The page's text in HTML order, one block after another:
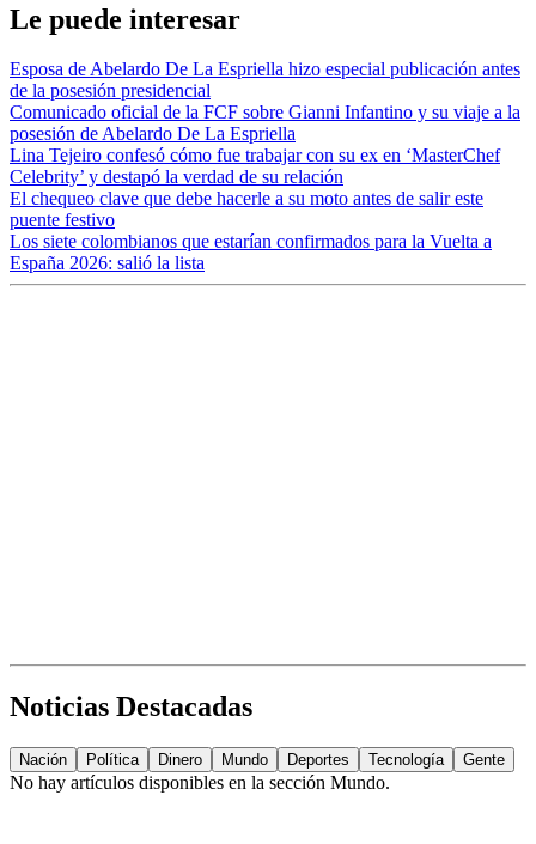
Le puede interesar
Esposa de Abelardo De La Espriella hizo especial publicación antes
de la posesión presidencial
Comunicado oficial de la FCF sobre Gianni Infantino y su viaje a la
posesión de Abelardo De La Espriella
Lina Tejeiro confesó cómo fue trabajar con su ex en ‘MasterChef
Celebrity’ y destapó la verdad de su relación
El chequeo clave que debe hacerle a su moto antes de salir este
puente festivo
Los siete colombianos que estarían confirmados para la Vuelta a
España 2026: salió la lista
Noticias Destacadas
Nación Política Dinero Mundo Deportes Tecnología Gente
No hay artículos disponibles en la sección Mundo.